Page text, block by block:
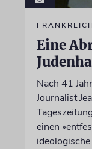
Eine
Nach 41
Journalist
einen